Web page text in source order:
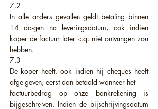
7.2
In alle anders gevallen geldt betaling binnen
14 da-gen na leveringsdatum, ook indien
koper de factuur later c.q. niet ontvangen zou
hebben.
7.3
De koper heeft, ook indien hij cheques heeft
afge-geven, eerst dan betaald wanneer het
factuurbedrag op onze bankrekening is
bijgeschre-ven. Indien de bijschrijvingsdatum